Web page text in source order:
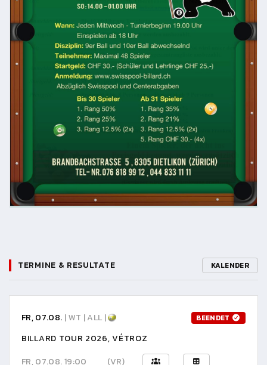
TERMINE & RESULTATE KALENDER
FR, 07.08. | WT | ALL | BEENDET
BILLARD TOUR 2026, VÉTROZ
FR, 07.08. 19:00
(VR)